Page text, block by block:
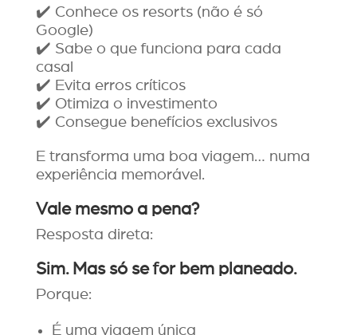
✔️ Conhece os resorts (não é só
Google)
✔️ Sabe o que funciona para cada
casal
✔️ Evita erros críticos
✔️ Otimiza o investimento
✔️ Consegue benefícios exclusivos
E transforma uma boa viagem… numa
experiência memorável.
Vale mesmo a pena?
Resposta direta:
Sim. Mas só se for bem planeado.
Porque:
É uma viagem única